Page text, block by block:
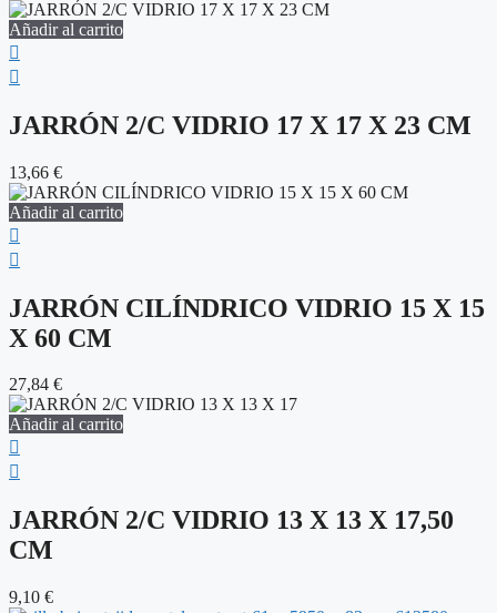
Añadir al carrito
JARRÓN 2/C VIDRIO 17 X 17 X 23 CM
13,66 €
Añadir al carrito
JARRÓN CILÍNDRICO VIDRIO 15 X 15
X 60 CM
27,84 €
Añadir al carrito
JARRÓN 2/C VIDRIO 13 X 13 X 17,50
CM
9,10 €